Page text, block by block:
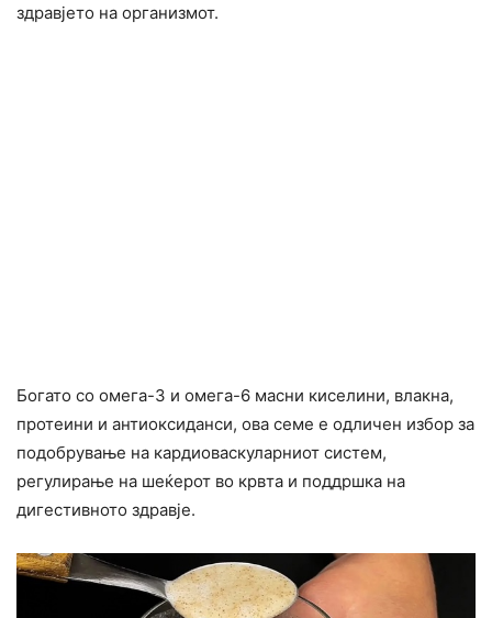
здравјето на организмот.
Богато со омега-3 и омега-6 масни киселини, влакна,
протеини и антиоксиданси, ова семе е одличен избор за
подобрување на кардиоваскуларниот систем,
регулирање на шеќерот во крвта и поддршка на
дигестивното здравје.